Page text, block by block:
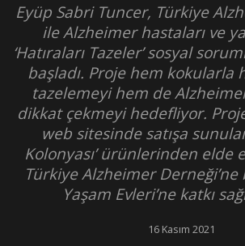
Eyüp Sabri Tuncer, Türkiye
ile Alzheimer hastaları ve
‘Hatıraları Tazeler’ sosyal
başladı. Proje hem kokularla
tazelemeyi hem de
dikkat çekmeyi hedefliyor.
web sitesinde satışa
Kolonyası’ ürünlerinden elde
Türkiye Alzheimer Derneği’ne
Yaşam Evleri’ne katkı
16 Kasım 2021